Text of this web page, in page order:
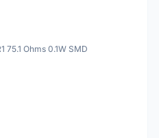
75.1 Ohms 0.1W SMD